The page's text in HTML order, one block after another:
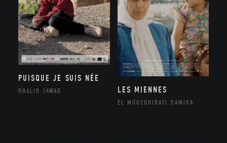
PUISQUE JE SUIS NÉE
RHALIB JAWAD LES MIENNES
EL MOUZGHIBATI SAMIRA